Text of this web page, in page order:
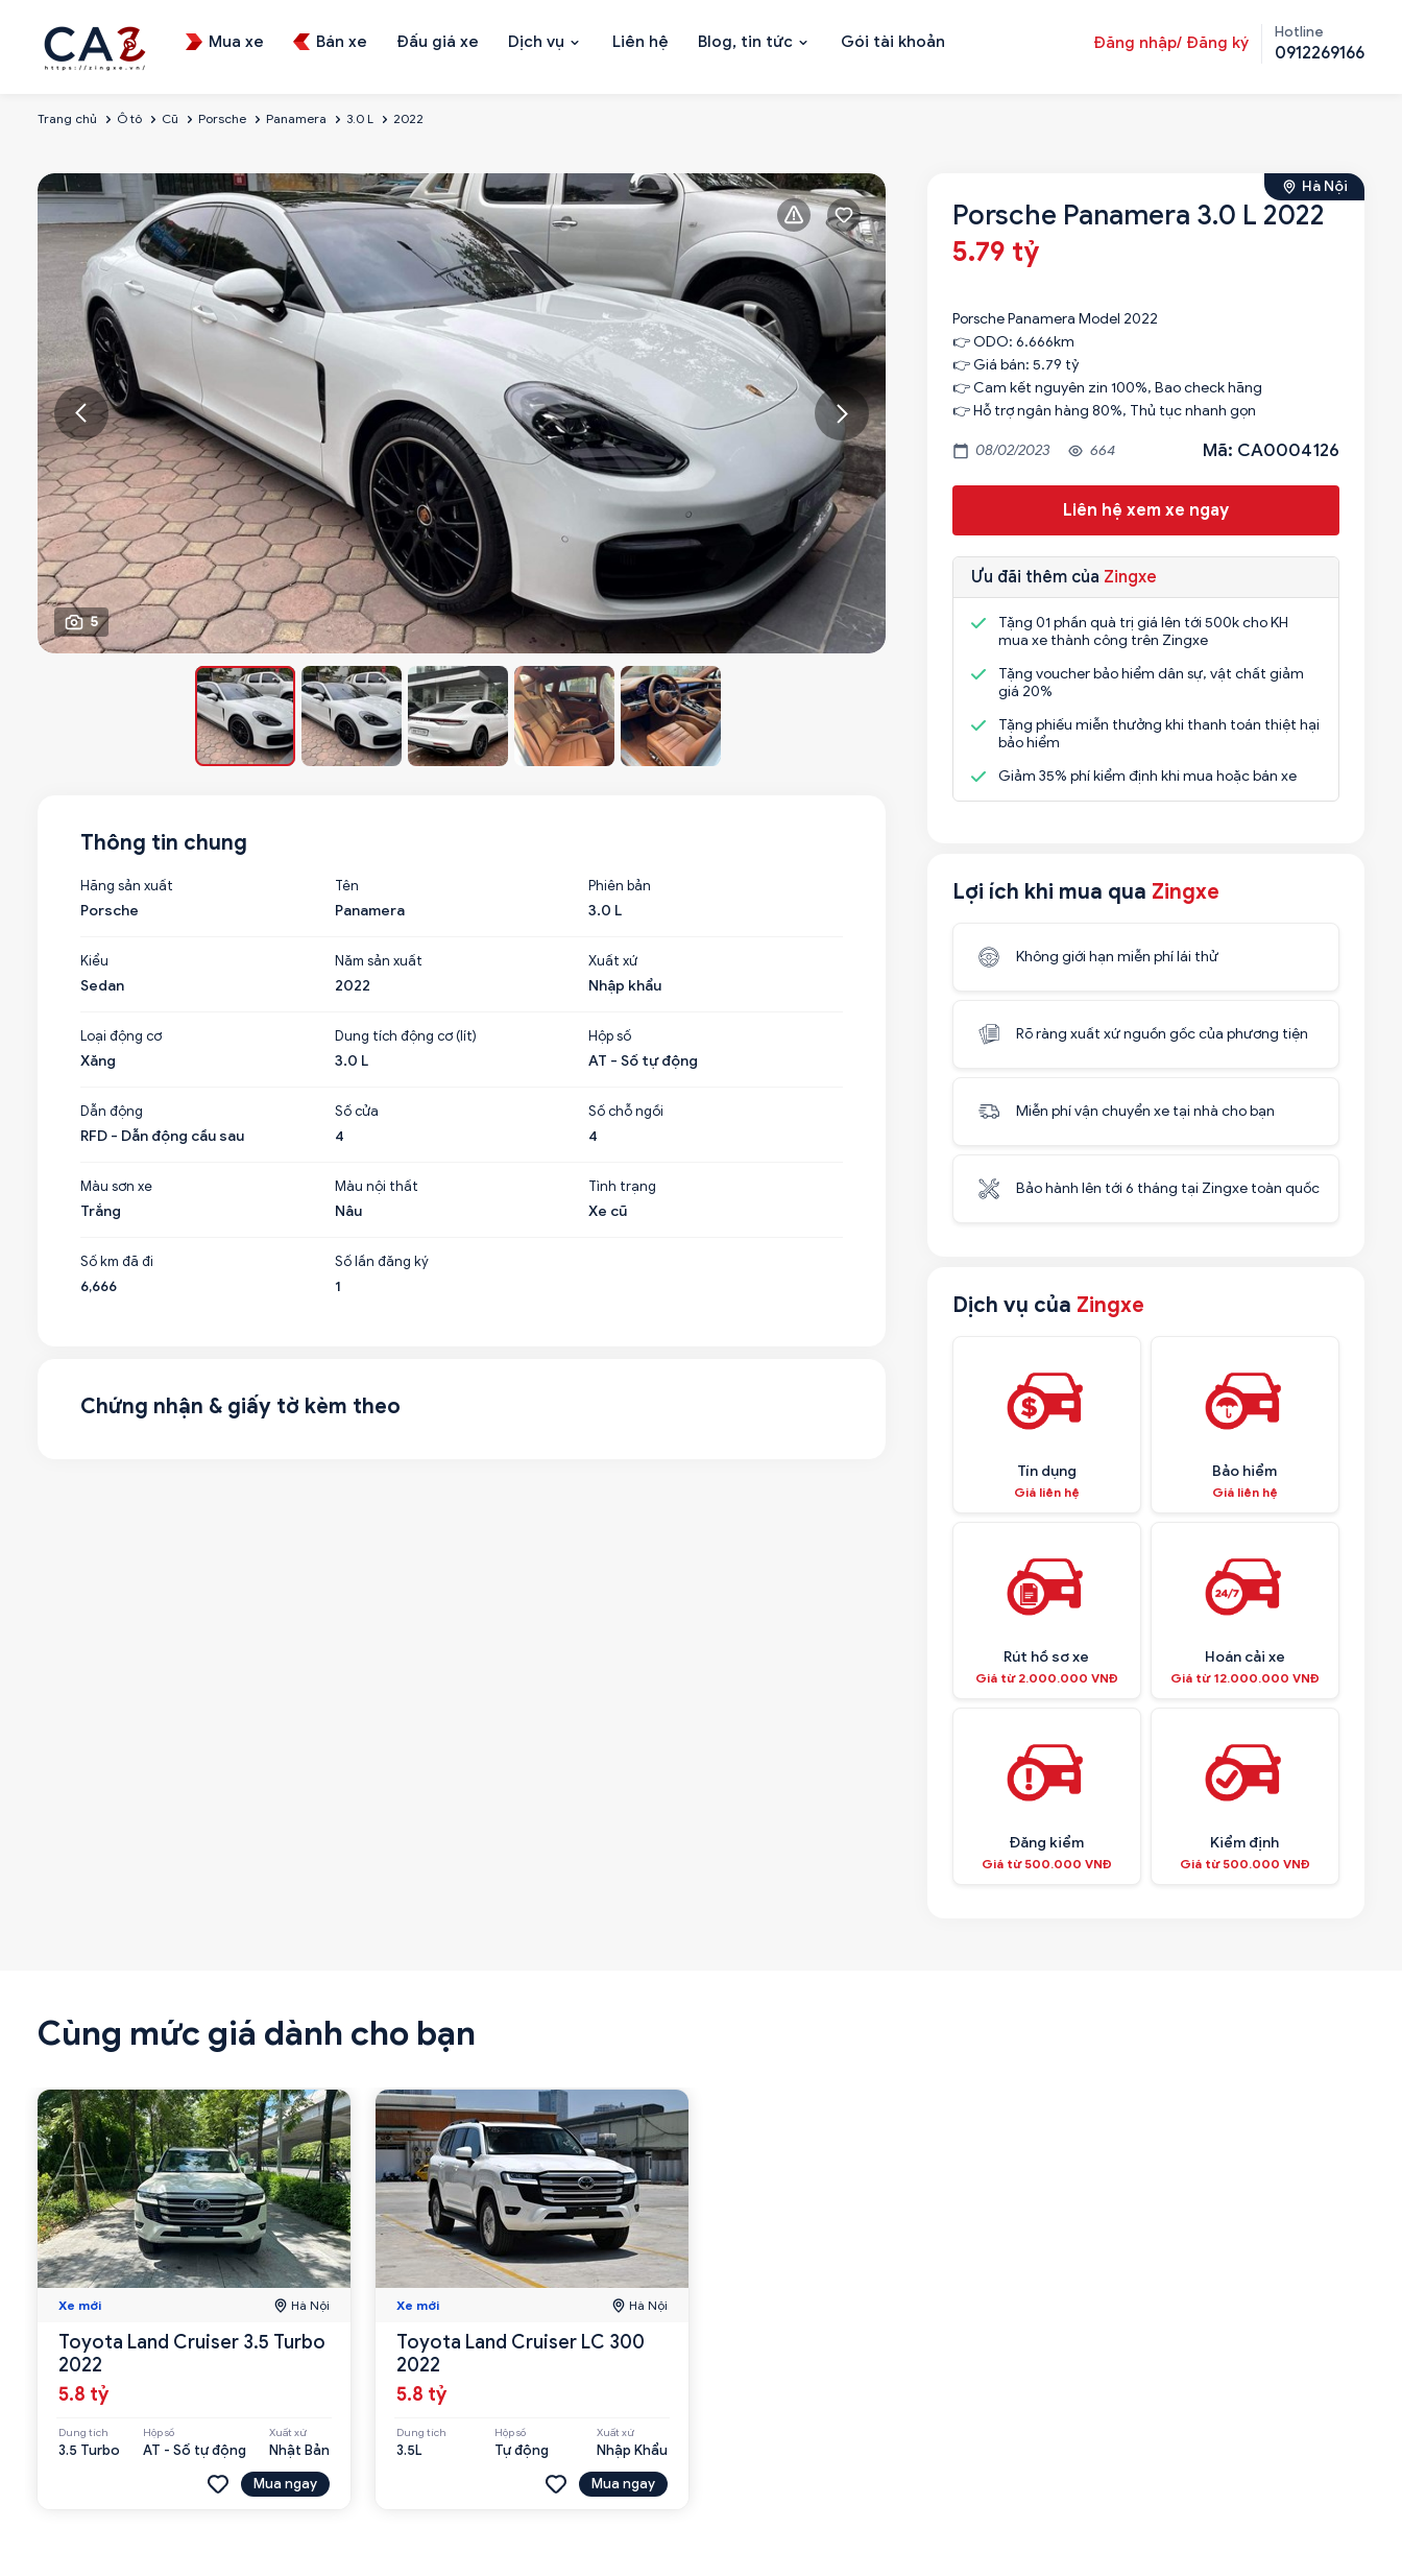
Mua xe Bán xe Đấu giá xe Dịch vụ Liên hệ Blog, tin tức Gói tài khoản Đăng nhập/ Đăng ký
Hotline
0912269166
Trang chủ Ô tô Cũ Porsche Panamera 3.0 L 2022
5
Hà Nội
Porsche Panamera 3.0 L 2022
5.79 tỷ
Porsche Panamera Model 2022
👉 ODO: 6.666km
👉 Giá bán: 5.79 tỷ
👉 Cam kết nguyên zin 100%, Bao check hãng
👉 Hỗ trợ ngân hàng 80%, Thủ tục nhanh gọn
08/02/2023 664 Mã: CA0004126
Liên hệ xem xe ngay
Ưu đãi thêm của Zingxe
Tặng 01 phần quà trị giá lên tới 500k cho KH
mua xe thành công trên Zingxe
Tặng voucher bảo hiểm dân sự, vật chất giảm
giá 20%
Tặng phiếu miễn thưởng khi thanh toán thiệt hại
bảo hiểm
Giảm 35% phí kiểm định khi mua hoặc bán xe
Lợi ích khi mua qua Zingxe
Không giới hạn miễn phí lái thử
Rõ ràng xuất xứ nguồn gốc của phương tiện
Miễn phí vận chuyển xe tại nhà cho bạn
Bảo hành lên tới 6 tháng tại Zingxe toàn quốc
Dịch vụ của Zingxe
Tín dụng
Giá liên hệ
Bảo hiểm
Giá liên hệ
Rút hồ sơ xe
Giá từ 2.000.000 VNĐ
Hoán cải xe
Giá từ 12.000.000 VNĐ
Đăng kiểm
Giá từ 500.000 VNĐ
Kiểm định
Giá từ 500.000 VNĐ
Thông tin chung
Hãng sản xuất
Porsche
Tên
Panamera
Phiên bản
3.0 L
Kiểu
Sedan
Năm sản xuất
2022
Xuất xứ
Nhập khẩu
Loại động cơ
Xăng
Dung tích động cơ (lít)
3.0 L
Hộp số
AT - Số tự động
Dẫn động
RFD - Dẫn động cầu sau
Số cửa
4
Số chỗ ngồi
4
Màu sơn xe
Trắng
Màu nội thất
Nâu
Tình trạng
Xe cũ
Số km đã đi
6,666
Số lần đăng ký
1
Chứng nhận & giấy tờ kèm theo
Cùng mức giá dành cho bạn
Xe mới Hà Nội
Toyota Land Cruiser 3.5 Turbo
2022
5.8 tỷ
Dung tích
3.5 Turbo
Hộp số
AT - Số tự động
Xuất xứ
Nhật Bản
Mua ngay
Xe mới Hà Nội
Toyota Land Cruiser LC 300
2022
5.8 tỷ
Dung tích
3.5L
Hộp số
Tự động
Xuất xứ
Nhập Khẩu
Mua ngay